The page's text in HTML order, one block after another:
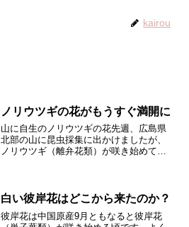
kairou
ノリウツギの花がもうすぐ満開に
山に自生のノリウツギの花先週、広島県
北部の山に昆虫採集に出かけましたが、
ノリウツギ（離弁花類）が咲き始めてい
ました。ノリウツギの花...
白い彼岸花はどこから来たのか？
彼岸花は中国原産9月ともなると彼岸花